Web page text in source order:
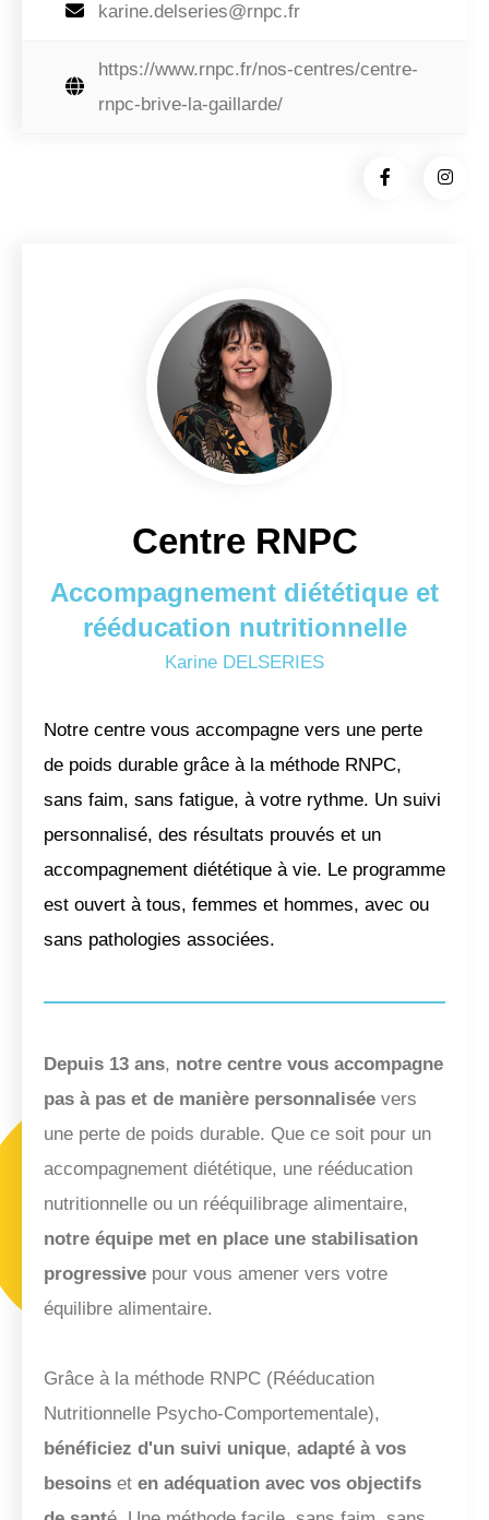
karine.delseries@rnpc.fr
https://www.rnpc.fr/nos-centres/centre-
rnpc-brive-la-gaillarde/
Centre RNPC
Accompagnement diététique et
rééducation nutritionnelle
Karine DELSERIES
Notre centre vous accompagne vers une perte
de poids durable grâce à la méthode RNPC,
sans faim, sans fatigue, à votre rythme. Un suivi
personnalisé, des résultats prouvés et un
accompagnement diététique à vie. Le programme
est ouvert à tous, femmes et hommes, avec ou
sans pathologies associées.
Depuis 13 ans, notre centre vous accompagne
pas à pas et de manière personnalisée vers
une perte de poids durable. Que ce soit pour un
accompagnement diététique, une rééducation
nutritionnelle ou un rééquilibrage alimentaire,
notre équipe met en place une stabilisation
progressive pour vous amener vers votre
équilibre alimentaire.
Grâce à la méthode RNPC (Rééducation
Nutritionnelle Psycho-Comportementale),
bénéficiez d'un suivi unique, adapté à vos
besoins et en adéquation avec vos objectifs